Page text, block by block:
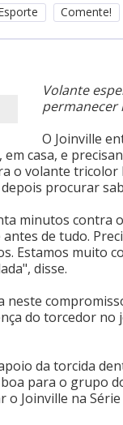
Comente!
Volante
permanecer
O Joinville
casa, e
o volante
procurar
minutos contra
de tudo.
Estamos muito
disse.
neste
do torcedor
da torcida
para o grupo
Joinville na